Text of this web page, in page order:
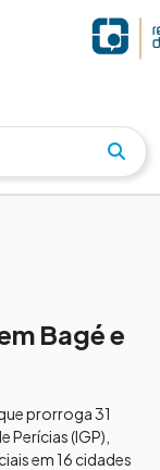
Bagé e
prorroga 31
(IGP),
em 16 cidades